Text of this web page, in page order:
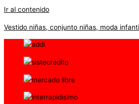
Ir al contenido
Vestido niñas, conjunto niñas, moda